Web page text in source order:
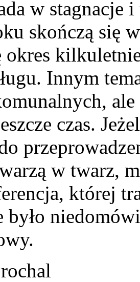
w stagnacje
skończą się
okres
Innym
czas.
w twarz,
której
było